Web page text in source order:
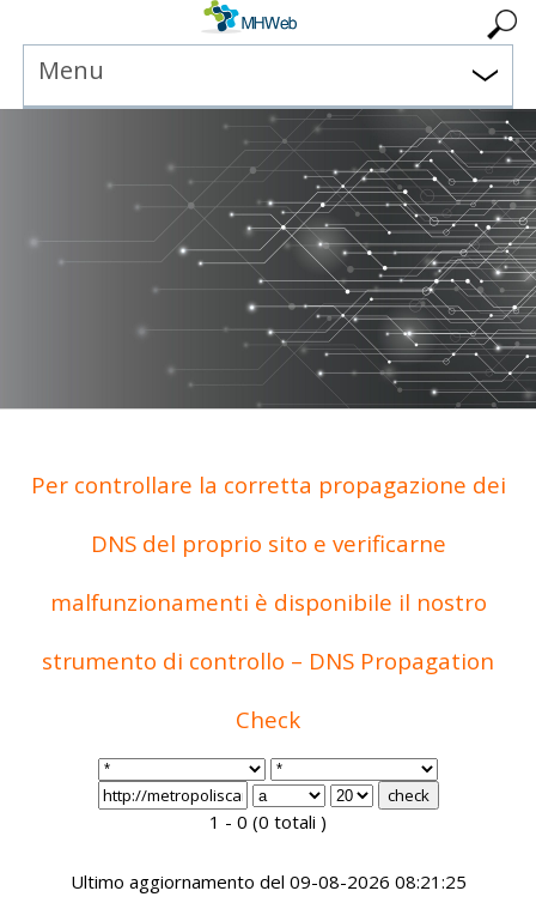
Menu
Per controllare la corretta propagazione dei
DNS del proprio sito e verificarne
malfunzionamenti è disponibile il nostro
strumento di controllo – DNS Propagation
Check
1 - 0 (0 totali )
Ultimo aggiornamento del 09-08-2026 08:21:25